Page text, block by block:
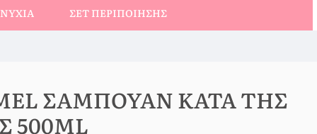
ΝΎΧΙΑ ΣΕΤ ΠΕΡΙΠΟΊΗΣΗΣ
ΣΑΜΠΟΥΆΝ ΚΑΤΆ ΤΗΣ
500ML